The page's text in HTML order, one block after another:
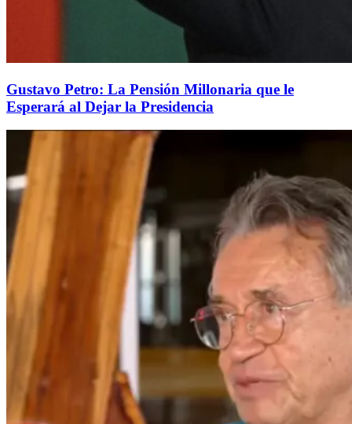
Gustavo Petro: La Pensión Millonaria que le
Esperará al Dejar la Presidencia